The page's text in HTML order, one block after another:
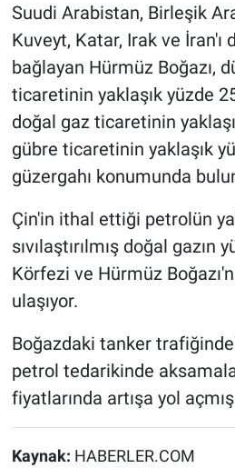
Suudi Arabistan, Birleşik
Kuveyt, Katar, Irak ve İran'ı
bağlayan Hürmüz Boğazı,
ticaretinin yaklaşık yüzde
doğal gaz ticaretinin
gübre ticaretinin yaklaşık
güzergahı konumunda
Çin'in ithal ettiği petrolün
sıvılaştırılmış doğal gazın
Körfezi ve Hürmüz
ulaşıyor.
Boğazdaki tanker
petrol tedarikinde
fiyatlarında artışa yol
Kaynak: HABERLER.COM